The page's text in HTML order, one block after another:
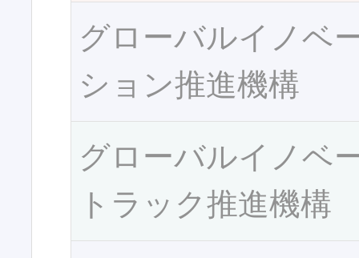
グローバルイノベ
ション推進機構
グローバルイノベ
トラック推進機構